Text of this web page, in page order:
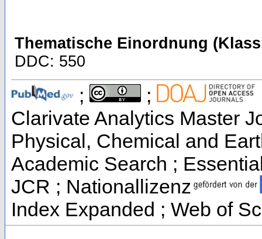
Thematische Einordnung
DDC: 550
; ;
Clarivate Analytics Master
Physical, Chemical and
Academic Search ;
JCR ; Nationallizenz
Index Expanded ; Web of